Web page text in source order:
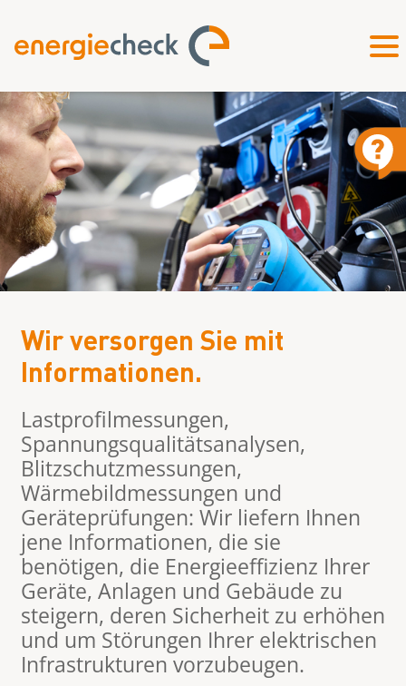
Wir versorgen Sie mit
Informationen.
Lastprofilmessungen,
Spannungsqualitätsanalysen,
Blitzschutzmessungen,
Wärmebildmessungen und
Geräteprüfungen: Wir liefern Ihnen
jene Informationen, die sie
benötigen, die Energieeffizienz Ihrer
Geräte, Anlagen und Gebäude zu
steigern, deren Sicherheit zu erhöhen
und um Störungen Ihrer elektrischen
Infrastrukturen vorzubeugen.